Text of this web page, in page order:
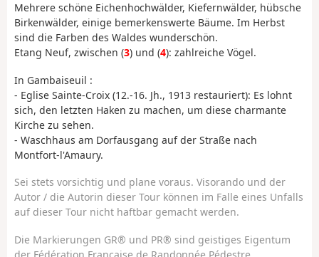
Mehrere schöne Eichenhochwälder, Kiefernwälder, hübsche
Birkenwälder, einige bemerkenswerte Bäume. Im Herbst
sind die Farben des Waldes wunderschön.
Etang Neuf, zwischen (3) und (4): zahlreiche Vögel.
In Gambaiseuil :
- Eglise Sainte-Croix (12.-16. Jh., 1913 restauriert): Es lohnt
sich, den letzten Haken zu machen, um diese charmante
Kirche zu sehen.
- Waschhaus am Dorfausgang auf der Straße nach
Montfort-l'Amaury.
Sei stets vorsichtig und plane voraus. Visorando und der
Autor / die Autorin dieser Tour können im Falle eines Unfalls
auf dieser Tour nicht haftbar gemacht werden.
Die Markierungen GR® und PR® sind geistiges Eigentum